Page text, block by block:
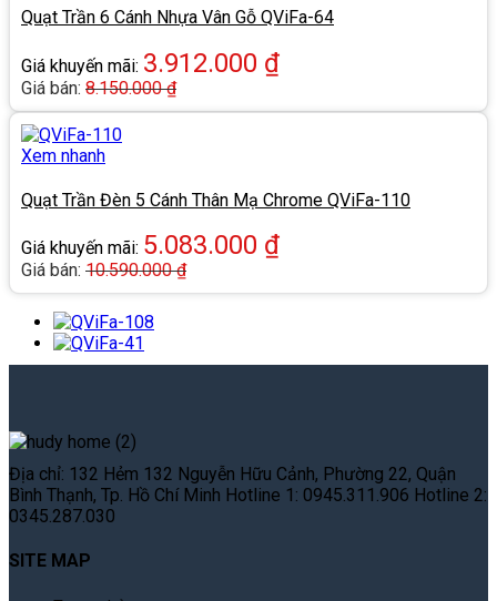
Quạt Trần 6 Cánh Nhựa Vân Gỗ QViFa-64
Giá khuyến mãi: 3.912.000 ₫
Giá bán: 8.150.000₫
Xem nhanh
Quạt Trần Đèn 5 Cánh Thân Mạ Chrome QViFa-110
Giá khuyến mãi: 5.083.000 ₫
Giá bán: 10.590.000₫
Địa chỉ: 132 Hẻm 132 Nguyễn Hữu Cảnh, Phường 22, Quận
Bình Thạnh, Tp. Hồ Chí Minh Hotline 1: 0945.311.906 Hotline 2:
0345.287.030
SITE MAP